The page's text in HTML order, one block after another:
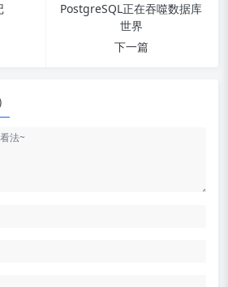
PostgreSQL正在吞噬数据库
世界
下一篇